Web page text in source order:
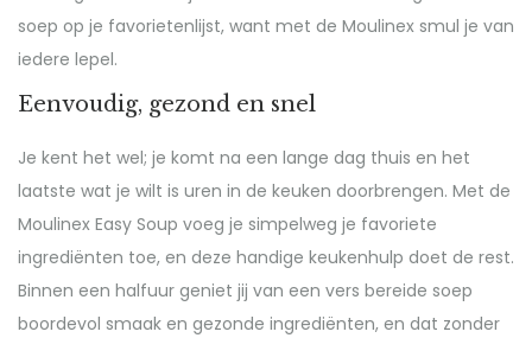
soep op je favorietenlijst, want met de Moulinex smul je van
iedere lepel.
Eenvoudig, gezond en snel
Je kent het wel; je komt na een lange dag thuis en het
laatste wat je wilt is uren in de keuken doorbrengen. Met de
Moulinex Easy Soup voeg je simpelweg je favoriete
ingrediënten toe, en deze handige keukenhulp doet de rest.
Binnen een halfuur geniet jij van een vers bereide soep
boordevol smaak en gezonde ingrediënten, en dat zonder